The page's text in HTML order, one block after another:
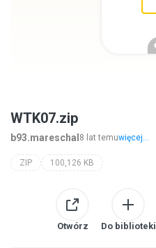
WTK07.zip
b93.mareschal 8 lat temuwięcej...
ZIP 100,126 KB
Otwórz Do biblioteki